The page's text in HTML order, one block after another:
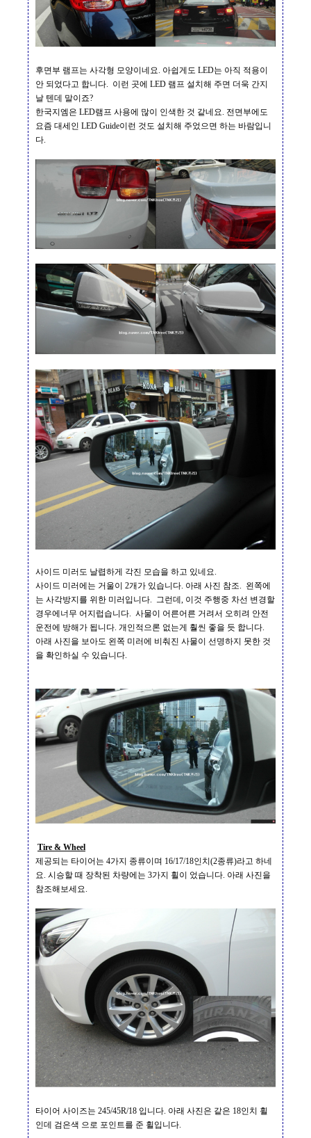
후면부 램프는 사각형 모양이네요. 아쉽게도 LED는 아직 적용이
안 되었다고 합니다. 이런 곳에 LED 램프 설치해 주면 더욱 간지
날 텐데 말이죠?
한국지엠은 LED램프 사용에 많이 인색한 것 같네요. 전면부에도
요즘 대세인 LED Guide이런 것도 설치해 주었으면 하는 바람입니
다.
사이드 미러도 날렵하게 각진 모습을 하고 있네요.
사이드 미러에는 거울이 2개가 있습니다. 아래 사진 참조. 왼쪽에
는 사각방지를 위한 미러입니다. 그런데 , 이것 주행중 차선 변경할
경우에너무 어지럽습니다. 사물이 어른어른 거려서 오히려 안전
운전에 방해가 됩니다. 개인적으론 없는게 훨씬 좋을 듯 합니다.
아래 사진을 보아도 왼쪽 미러에 비춰진 사물이 선명하지 못한 것
을 확인하실 수 있습니다.
Tire & Wheel
제공되는 타이어는 4가지 종류이며 16/17/18인치(2종류)라고 하네
요. 시승할 때 장착된 차량에는 3가지 휠이 었습니다. 아래 사진을
참조해보세요.
타이어 사이즈는 245/45R/18 입니다. 아래 사진은 같은 18인치 휠
인데 검은색 으로 포인트를 준 휠입니다.